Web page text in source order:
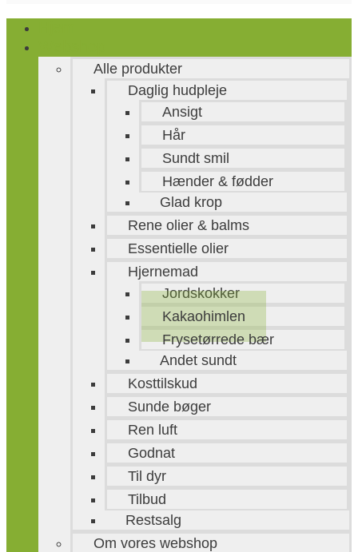
Alle produkter
Daglig hudpleje
Ansigt
Hår
Sundt smil
Hænder & fødder
Glad krop
Rene olier & balms
Essentielle olier
Hjernemad
Jordskokker
Kakaohimlen
Frysetørrede bær
Andet sundt
Kosttilskud
Sunde bøger
Ren luft
Godnat
Til dyr
Tilbud
Restsalg
Om vores webshop